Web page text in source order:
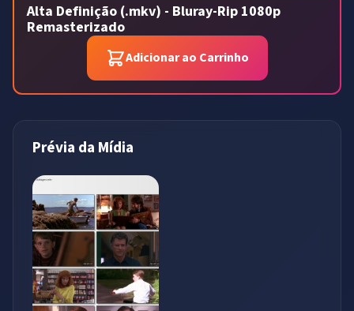
Alta Definição (.mkv) - Bluray-Rip 1080p
Remasterizado
Adicionar ao Carrinho
Prévia da Mídia